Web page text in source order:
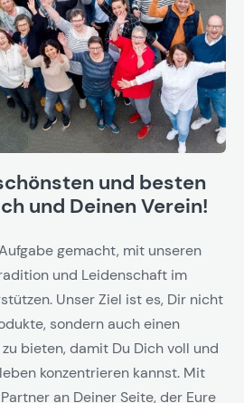
und besten
und Deinen Verein!
gemacht, mit unseren
und Leidenschaft im
Unser Ziel ist es, Dir nicht
sondern auch einen
bieten, damit Du Dich voll und
konzentrieren kannst. Mit
an Deiner Seite, der Eure